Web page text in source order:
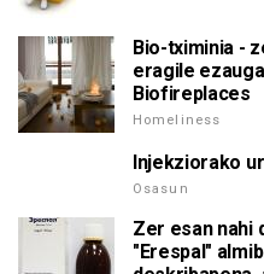
Bio-tximinia -
eragile
Biofireplaces
Homeliness
Injekziorako
Osasun
Zer esan nahi
"Erespal"